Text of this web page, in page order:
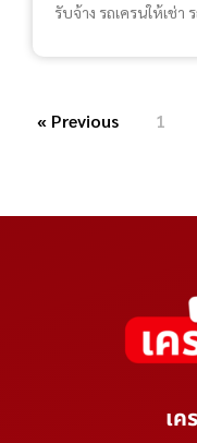
รับจ้าง รถเครนให้เช่า
« Previous 1
เค